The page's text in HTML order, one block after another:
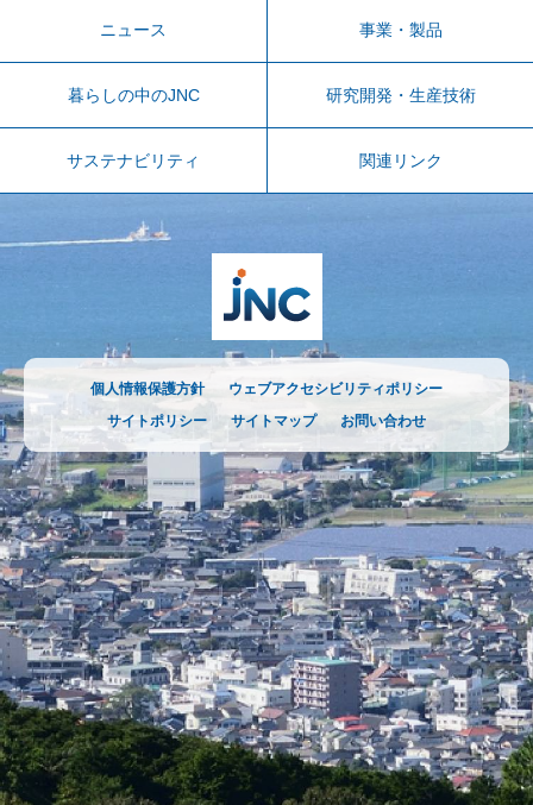
ニュース 事業・製品
暮らしの中のJNC 研究開発・生産技術
サステナビリティ 関連リンク
個人情報保護方針
ウェブアクセシビリティポリシー
サイトポリシー
サイトマップ お問い合わせ